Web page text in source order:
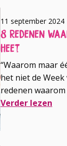
11 september 2024
8 Redenen
heet
“Waarom maar
het niet de Week
redenen
Verder lezen